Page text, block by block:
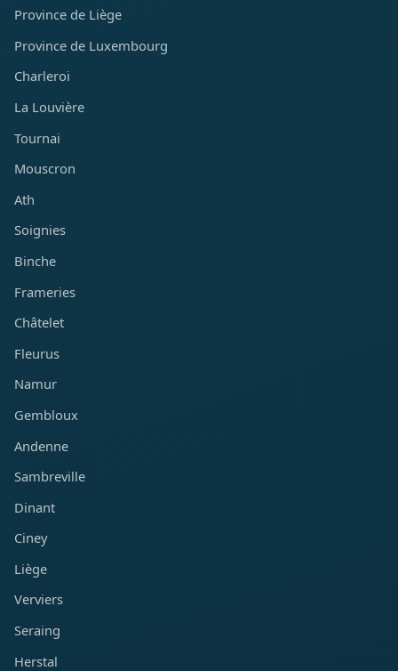
Province de Liège
Province de Luxembourg
Charleroi
La Louvière
Tournai
Mouscron
Ath
Soignies
Binche
Frameries
Châtelet
Fleurus
Namur
Gembloux
Andenne
Sambreville
Dinant
Ciney
Liège
Verviers
Seraing
Herstal